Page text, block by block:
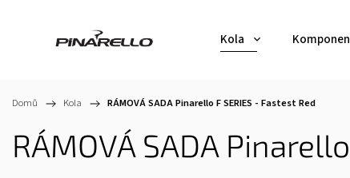
Kola
Domů / Kola / RÁMOVÁ SADA Pinarello F SERIES - Fastest Red
RÁMOVÁ SADA